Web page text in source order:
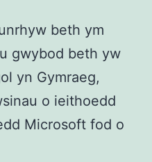
beth ym
gwybod beth yw
yn Gymraeg,
o ieithoedd
Microsoft fod o